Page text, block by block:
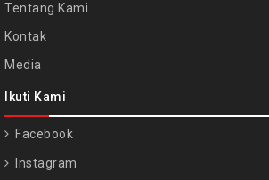
Tentang Kami
Kontak
Media
Ikuti Kami
Facebook
Instagram